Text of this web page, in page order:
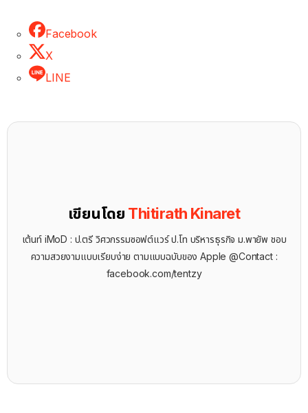
Facebook
X
LINE
เขียนโดย Thitirath Kinaret
เต้นท์ iMoD : ป.ตรี วิศวกรรมซอฟต์แวร์ ป.โท บริหารธุรกิจ ม.พายัพ ชอบ
ความสวยงามแบบเรียบง่าย ตามแบบฉบับของ Apple @Contact :
facebook.com/tentzy